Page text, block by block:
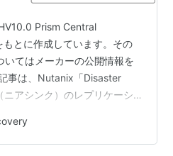
Prism Central
とに作成しています。その
いてはメーカーの公開情報を
事は、Nutanix「Disaster
アシンク）のレプリケーシ
スケジュールを作成してま
2. 同期レプリケーションポ